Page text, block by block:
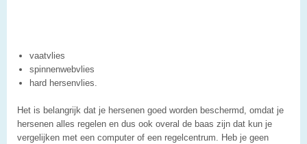
vaatvlies
spinnenwebvlies
hard hersenvlies.
Het is belangrijk dat je hersenen goed worden beschermd, omdat je
hersenen alles regelen en dus ook overal de baas zijn dat kun je
vergelijken met een computer of een regelcentrum. Heb je geen